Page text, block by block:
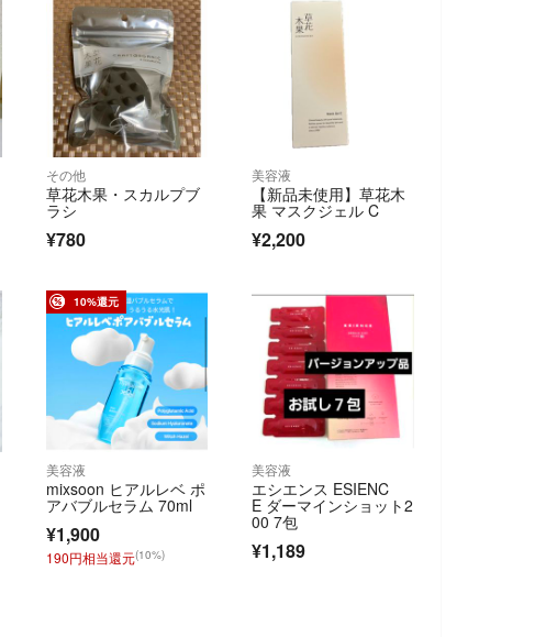
その他
草花木果・スカルプブ
ラシ
¥780
美容液
【新品未使用】草花木
果 マスクジェル C
¥2,200
10%還元
美容液
mixsoon ヒアルレベ ポ
アバブルセラム 70ml
¥1,900
190円相当還元(10%)
美容液
エシエンス ESIENC
E ダーマインショット2
00 7包
¥1,189